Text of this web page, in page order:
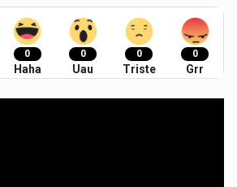
0
Haha
0
Uau
0
Triste
0
Grr